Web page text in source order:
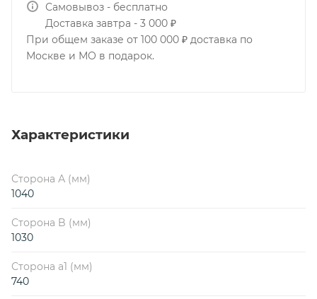
Самовывоз - бесплатно
Доставка завтра - 3 000 ₽
При общем заказе от 100 000 ₽ доставка по
Москве и МО в подарок.
Характеристики
Сторона А (мм)
1040
Сторона B (мм)
1030
Сторона a1 (мм)
740